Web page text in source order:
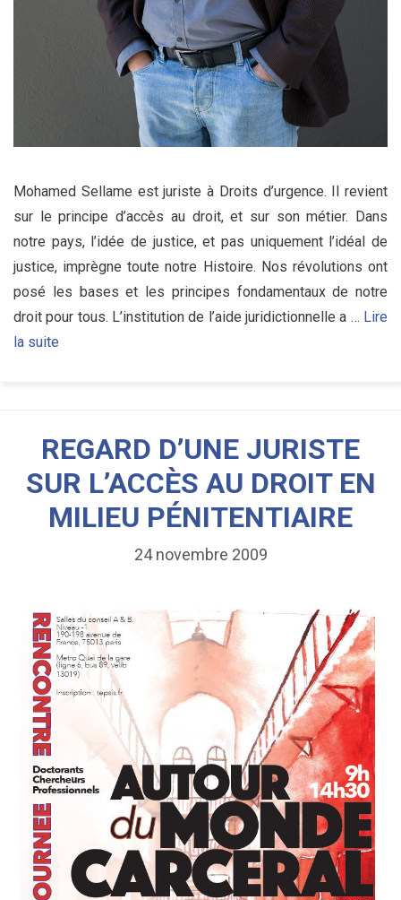
Mohamed Sellame est juriste à Droits d’urgence. Il revient
sur le principe d’accès au droit, et sur son métier. Dans
notre pays, l’idée de justice, et pas uniquement l’idéal de
justice, imprègne toute notre Histoire. Nos révolutions ont
posé les bases et les principes fondamentaux de notre
droit pour tous. L’institution de l’aide juridictionnelle a … Lire
la suite
REGARD D’UNE JURISTE
SUR L’ACCÈS AU DROIT EN
MILIEU PÉNITENTIAIRE
24 novembre 2009